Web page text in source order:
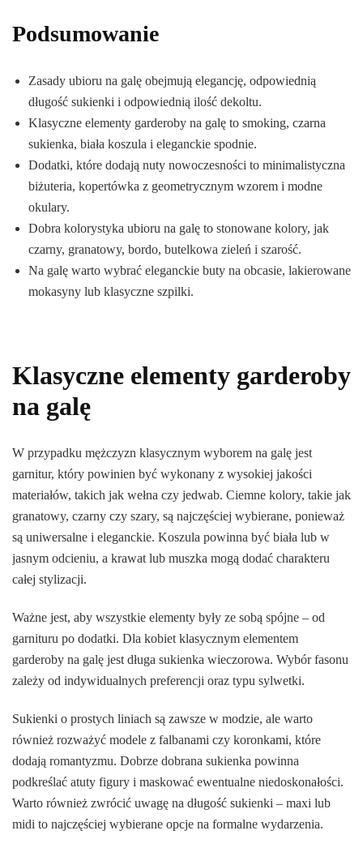
Podsumowanie
Zasady ubioru na galę obejmują elegancję, odpowiednią
długość sukienki i odpowiednią ilość dekoltu.
Klasyczne elementy garderoby na galę to smoking, czarna
sukienka, biała koszula i eleganckie spodnie.
Dodatki, które dodają nuty nowoczesności to minimalistyczna
biżuteria, kopertówka z geometrycznym wzorem i modne
okulary.
Dobra kolorystyka ubioru na galę to stonowane kolory, jak
czarny, granatowy, bordo, butelkowa zieleń i szarość.
Na galę warto wybrać eleganckie buty na obcasie, lakierowane
mokasyny lub klasyczne szpilki.
Klasyczne elementy garderoby
na galę
W przypadku mężczyzn klasycznym wyborem na galę jest
garnitur, który powinien być wykonany z wysokiej jakości
materiałów, takich jak wełna czy jedwab. Ciemne kolory, takie jak
granatowy, czarny czy szary, są najczęściej wybierane, ponieważ
są uniwersalne i eleganckie. Koszula powinna być biała lub w
jasnym odcieniu, a krawat lub muszka mogą dodać charakteru
całej stylizacji.
Ważne jest, aby wszystkie elementy były ze sobą spójne – od
garnituru po dodatki. Dla kobiet klasycznym elementem
garderoby na galę jest długa sukienka wieczorowa. Wybór fasonu
zależy od indywidualnych preferencji oraz typu sylwetki.
Sukienki o prostych liniach są zawsze w modzie, ale warto
również rozważyć modele z falbanami czy koronkami, które
dodają romantyzmu. Dobrze dobrana sukienka powinna
podkreślać atuty figury i maskować ewentualne niedoskonałości.
Warto również zwrócić uwagę na długość sukienki – maxi lub
midi to najczęściej wybierane opcje na formalne wydarzenia.